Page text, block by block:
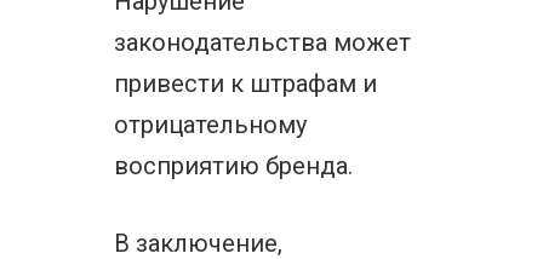
законодательства может
привести к штрафам и
отрицательному
восприятию бренда.
В заключение,